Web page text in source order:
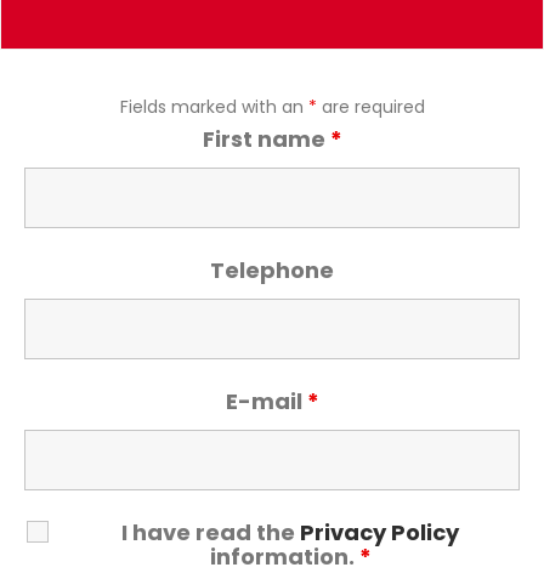
Fields marked with an * are required
First name *
Telephone
E-mail *
I have read the Privacy Policy
information. *